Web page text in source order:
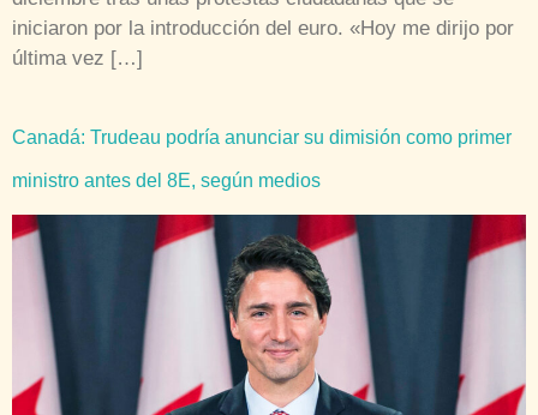
iniciaron por la introducción del euro. «Hoy me dirijo por
última vez […]
Canadá: Trudeau podría anunciar su dimisión como primer
ministro antes del 8E, según medios